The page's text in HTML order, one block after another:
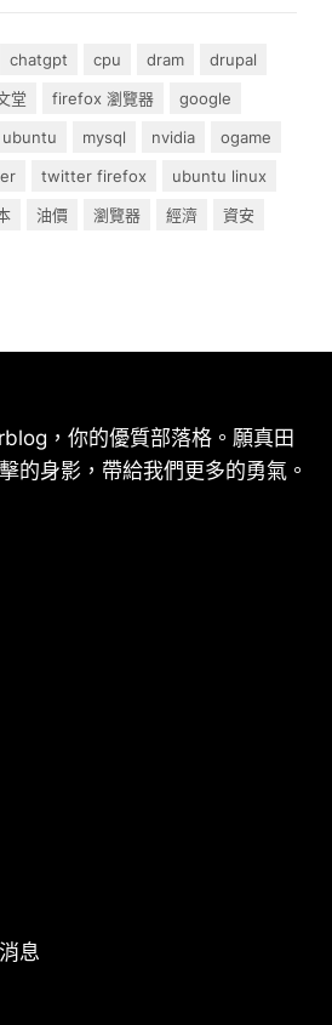
chatgpt cpu dram
drupal
堂 firefox 瀏覽器
google
mysql nvidia
ogame
twitter firefox
ubuntu linux
油價 瀏覽器 經濟
資安
，你的優質部落格。願真田
的身影，帶給我們更多的勇氣。
息